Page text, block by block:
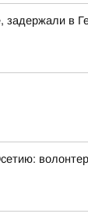
задержали в